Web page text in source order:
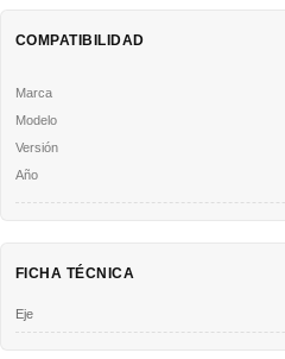
COMPATIBILIDAD
FICHA TÉCNICA
Eje